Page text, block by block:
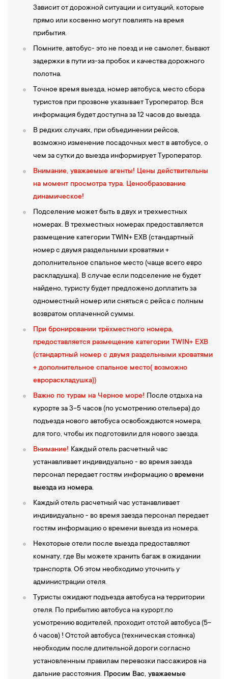
Зависит от дорожной ситуации и ситуаций, которые
прямо или косвенно могут повлиять на время
прибытия.
Помните, автобус- это не поезд и не самолет, бывают
задержки в пути из-за пробок и качества дорожного
полотна.
Точное время выезда, номер автобуса, место сбора
туристов при прозвоне указывает Туроператор. Вся
информация будет доступна за 12 часов до выезда.
В редких случаях, при объединении рейсов,
возможно изменение посадочных мест в автобусе, о
чем за сутки до выезда информирует Туроператор.
Внимание, уважаемые агенты! Цены действительны
на момент просмотра тура. Ценообразование
динамическое!
Подселение может быть в двух и трехместных
номерах. В трехместных номерах предоставляется
размещение категории TWIN+ EXB (стандартный
номер с двумя раздельными кроватями +
дополнительное спальное место (чаще всего евро
раскладушка). В случае если подселение не будет
найдено, туристу будет предложено доплатить за
одноместный номер или сняться с рейса с полным
возвратом оплаченной суммы.
При бронировании трёхместного номера,
предоставляется размещение категории TWIN+ EXB
(стандартный номер с двумя раздельными кроватями
+ дополнительное спальное место( возможно
еврораскладушка))
Важно по турам на Черное море! После отдыха на
курорте за 3-5 часов (по усмотрению отельера) до
подъезда нового автобуса освобождаются номера,
для того, чтобы их подготовили для нового заезда.
Внимание! Каждый отель расчетный час
устанавливает индивидуально - во время заезда
персонал передает гостям информацию о времени
выезда из номера.
Каждый отель расчетный час устанавливает
индивидуально - во время заезда персонал передает
гостям информацию о времени выезда из номера.
Некоторые отели после выезда предоставляют
комнату, где Вы можете хранить багаж в ожидании
транспорта. Об этом необходимо уточнить у
администрации отеля.
Туристы ожидают подъезда автобуса на территории
отеля. По прибытию автобуса на курорт,по
усмотрению водителей, проходит отстой автобуса (5-
6 часов) ! Отстой автобуса (техническая стоянка)
необходим после длительной дороги согласно
установленным правилам перевозки пассажиров на
дальние расстояния. Просим Вас, уважаемые